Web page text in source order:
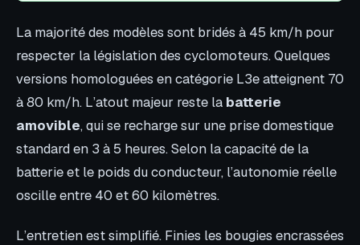
La majorité des modèles sont bridés à 45 km/h pour
respecter la législation des cyclomoteurs. Quelques
versions homologuées en catégorie L3e atteignent 70
à 80 km/h. L’atout majeur reste la batterie
amovible, qui se recharge sur une prise domestique
standard en 3 à 5 heures. Selon la capacité de la
batterie et le poids du conducteur, l’autonomie réelle
oscille entre 40 et 60 kilomètres.
L’entretien est simplifié. Finies les bougies encrassées